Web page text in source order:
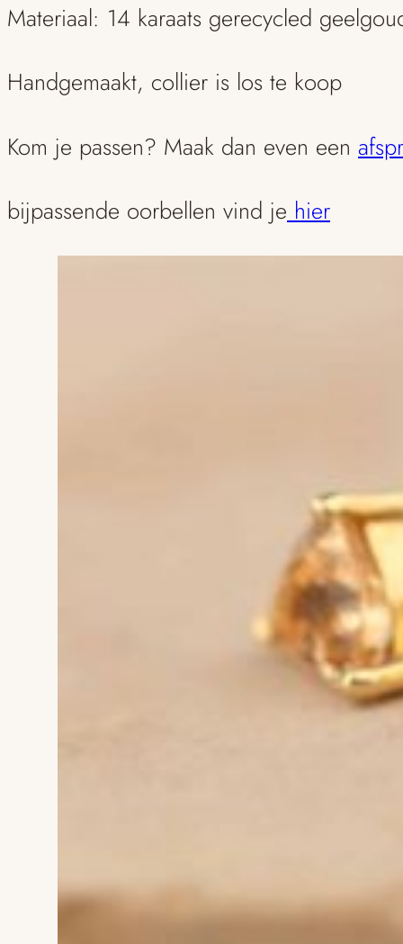
Materiaal: 14 karaats gerecycled
Handgemaakt, collier is los te koop
Kom je passen? Maak dan even een
bijpassende oorbellen vind jehier